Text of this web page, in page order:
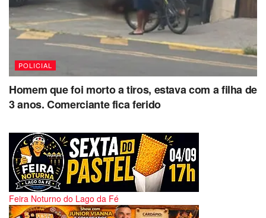
POLICIAL
Homem que foi morto a tiros, estava com a filha de
3 anos. Comerciante fica ferido
Feira Noturno do Lago da Fé